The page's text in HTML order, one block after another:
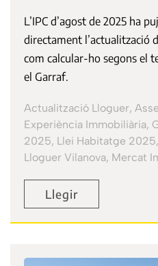
L’IPC d’agost de 2025 ha
directament l’actualització
com calcular-ho segons el
el Garraf.
Actualització Lloguer,
Experiència Immobiliària,
2025, Llei Habitatge
Lloguer Vilanova, Mercat
Llegir